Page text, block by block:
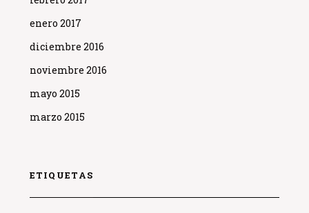
enero 2017
diciembre 2016
noviembre 2016
mayo 2015
marzo 2015
ETIQUETAS